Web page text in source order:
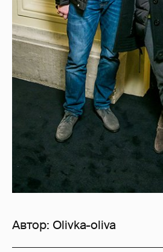
Автор: Olivka-oliva